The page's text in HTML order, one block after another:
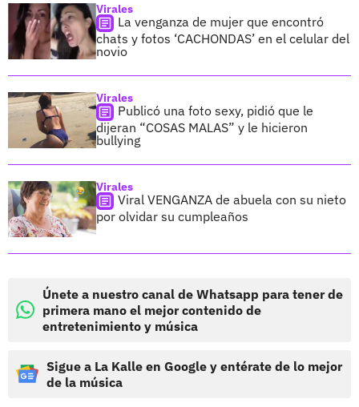
Virales
La venganza de mujer que encontró
chats y fotos ‘CACHONDAS’ en el celular del
novio
Virales
Publicó una foto sexy, pidió que le
dijeran “COSAS MALAS” y le hicieron
bullying
Virales
Viral VENGANZA de abuela con su nieto
por olvidar su cumpleaños
Únete a nuestro canal de Whatsapp para tener de
primera mano el mejor contenido de
entretenimiento y música
Sigue a La Kalle en Google y entérate de lo mejor
de la música